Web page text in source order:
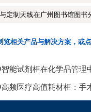
定制天线在广州图书馆图书
览相关产品与解决方案，或
智能试剂柜在化学品管理
高频医疗高值耗材柜：手